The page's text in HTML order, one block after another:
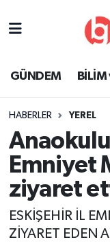
GÜNDEM BİLİM
HABERLER YEREL
Emniyet
ziyaret
ESKİŞEHİR İL
ZİYARET EDEN
EKONOMİ
SPOR
SAĞLIK
EĞİTİM
Süper Lig
Tüm
Son Dakika
Haber Arşivi